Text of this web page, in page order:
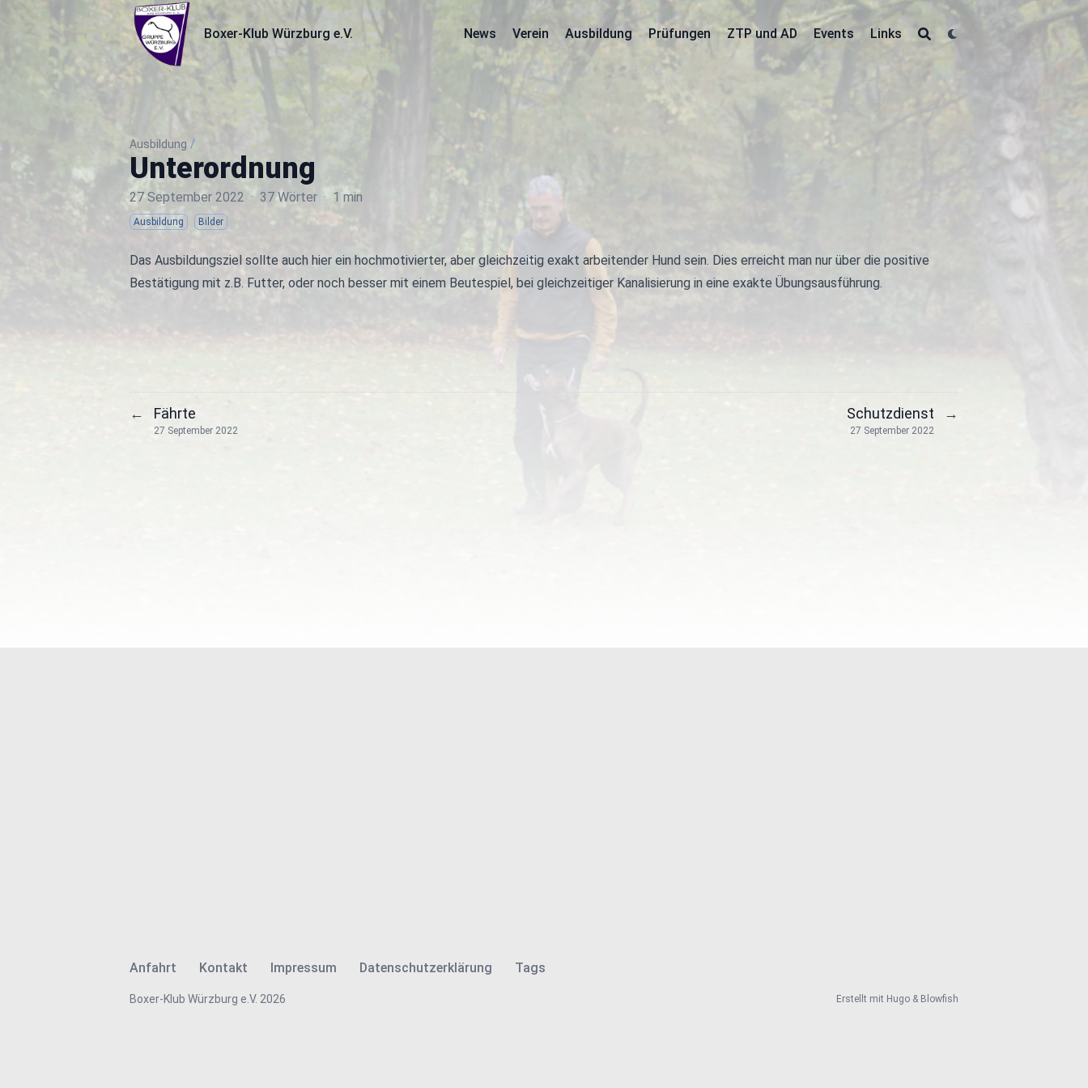
Boxer-Klub Würzburg e.V.
Boxer-Klub Würzburg e.V. News Verein Ausbildung Prüfungen ZTP und AD Events Links
Ausbildung /
Unterordnung
27 September 2022 · 37 Wörter · 1 min
Ausbildung Bilder
Das Ausbildungsziel sollte auch hier ein hochmotivierter, aber gleichzeitig exakt arbeitender Hund sein. Dies erreicht man nur über die positive
Bestätigung mit z.B. Futter, oder noch besser mit einem Beutespiel, bei gleichzeitiger Kanalisierung in eine exakte Übungsausführung.
← Fährte
27 September 2022
Schutzdienst
27 September 2022
→
Anfahrt Kontakt Impressum Datenschutzerklärung Tags
Boxer-Klub Würzburg e.V. 2026 Erstellt mit Hugo & Blowfish